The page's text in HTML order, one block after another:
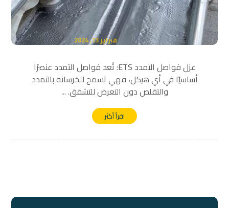
فبراير 13, 2024
عزل فواصل التمدد ETS: تُعد فواصل التمدد عنصرًا
أساسيًا في أي هيكل، فهي تسمح للخرسانة بالتمدد
والتقلص دون التعرض للتشقق. ...
اقرأ أكثر